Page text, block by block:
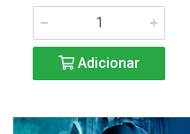
Adicionar